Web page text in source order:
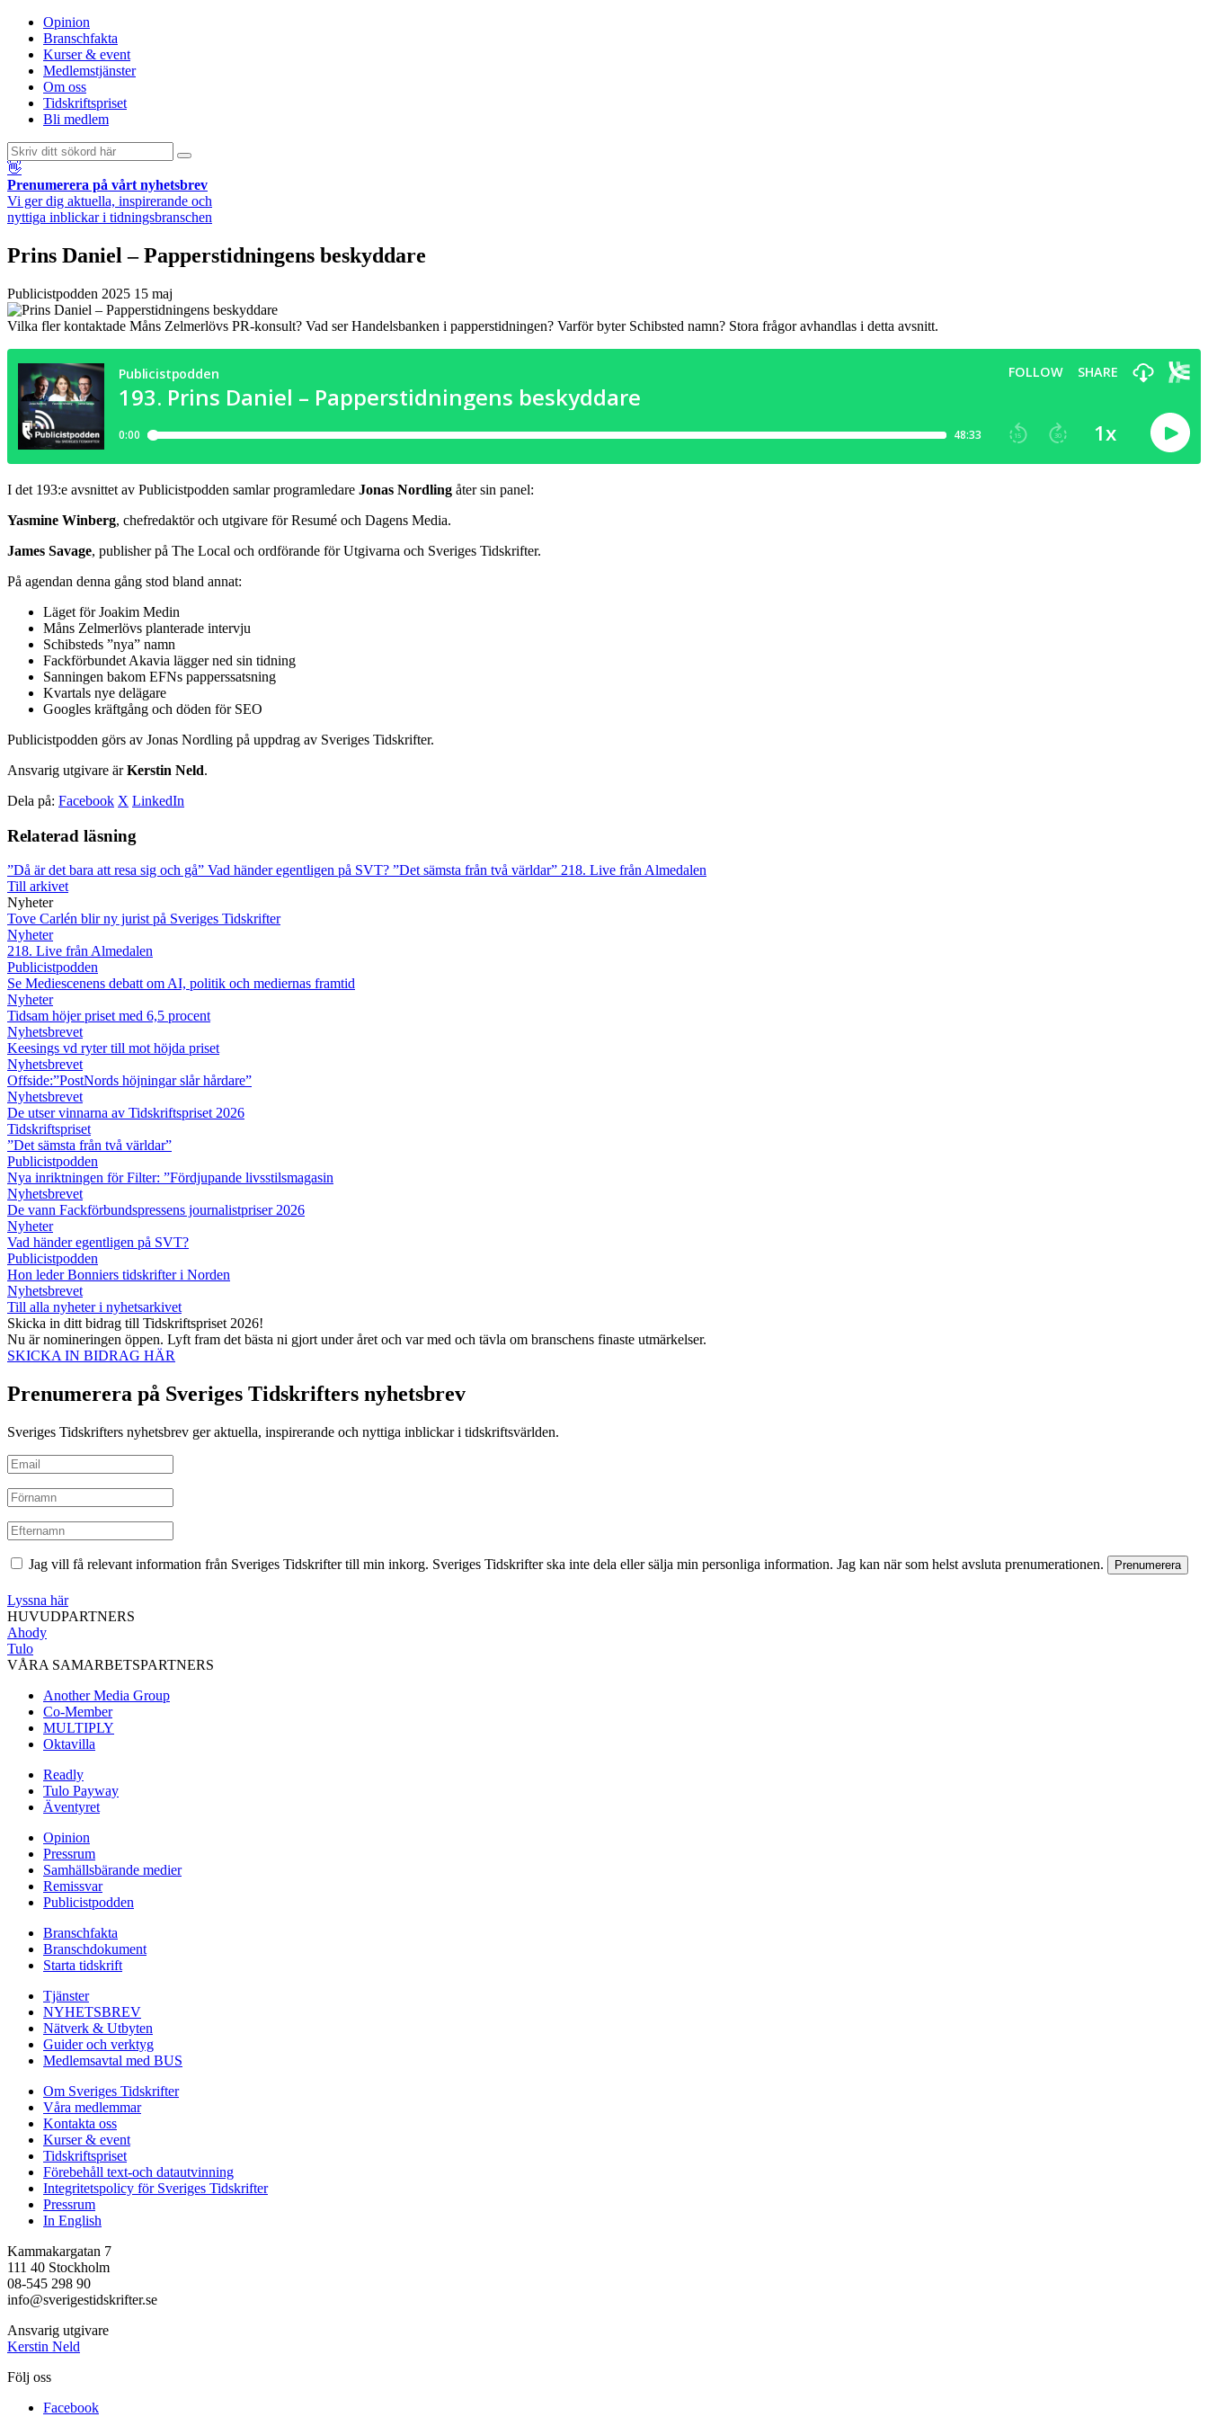
Opinion
Branschfakta
Kurser & event
Medlemstjänster
Om oss
Tidskriftspriset
Bli medlem
👋
Prenumerera på vårt nyhetsbrev
Vi ger dig aktuella, inspirerande och
nyttiga inblickar i tidningsbranschen
Prins Daniel – Papperstidningens beskyddare
Publicistpodden 2025 15 maj
Vilka fler kontaktade Måns Zelmerlövs PR-konsult? Vad ser Handelsbanken i papperstidningen? Varför byter Schibsted namn? Stora frågor avhandlas i detta avsnitt.
I det 193:e avsnittet av Publicistpodden samlar programledare Jonas Nordling åter sin panel:
Yasmine Winberg, chefredaktör och utgivare för Resumé och Dagens Media.
James Savage, publisher på The Local och ordförande för Utgivarna och Sveriges Tidskrifter.
På agendan denna gång stod bland annat:
Läget för Joakim Medin
Måns Zelmerlövs planterade intervju
Schibsteds ”nya” namn
Fackförbundet Akavia lägger ned sin tidning
Sanningen bakom EFNs papperssatsning
Kvartals nye delägare
Googles kräftgång och döden för SEO
Publicistpodden görs av Jonas Nordling på uppdrag av Sveriges Tidskrifter.
Ansvarig utgivare ärKerstin Neld.
Dela på: Facebook X LinkedIn
Relaterad läsning
”Då är det bara att resa sig och gå” Vad händer egentligen på SVT? ”Det sämsta från två världar” 218. Live från Almedalen
Till arkivet
Nyheter
Tove Carlén blir ny jurist på Sveriges Tidskrifter
Nyheter
218. Live från Almedalen
Publicistpodden
Se Mediescenens debatt om AI, politik och mediernas framtid
Nyheter
Tidsam höjer priset med 6,5 procent
Nyhetsbrevet
Keesings vd ryter till mot höjda priset
Nyhetsbrevet
Offside:”PostNords höjningar slår hårdare”
Nyhetsbrevet
De utser vinnarna av Tidskriftspriset 2026
Tidskriftspriset
”Det sämsta från två världar”
Publicistpodden
Nya inriktningen för Filter: ”Fördjupande livsstilsmagasin
Nyhetsbrevet
De vann Fackförbundspressens journalistpriser 2026
Nyheter
Vad händer egentligen på SVT?
Publicistpodden
Hon leder Bonniers tidskrifter i Norden
Nyhetsbrevet
Till alla nyheter i nyhetsarkivet
Skicka in ditt bidrag till Tidskriftspriset 2026!
Nu är nomineringen öppen. Lyft fram det bästa ni gjort under året och var med och tävla om branschens finaste utmärkelser.
SKICKA IN BIDRAG HÄR
Prenumerera på Sveriges Tidskrifters nyhetsbrev
Sveriges Tidskrifters nyhetsbrev ger aktuella, inspirerande och nyttiga inblickar i tidskriftsvärlden.
Jag vill få relevant information från Sveriges Tidskrifter till min inkorg. Sveriges Tidskrifter ska inte dela eller sälja min personliga information. Jag kan när som helst avsluta prenumerationen.
Lyssna här
HUVUDPARTNERS
Ahody
Tulo
VÅRA SAMARBETSPARTNERS
Another Media Group
Co-Member
MULTIPLY
Oktavilla
Readly
Tulo Payway
Äventyret
Opinion
Pressrum
Samhällsbärande medier
Remissvar
Publicistpodden
Branschfakta
Branschdokument
Starta tidskrift
Tjänster
NYHETSBREV
Nätverk & Utbyten
Guider och verktyg
Medlemsavtal med BUS
Om Sveriges Tidskrifter
Våra medlemmar
Kontakta oss
Kurser & event
Tidskriftspriset
Förebehåll text-och datautvinning
Integritetspolicy för Sveriges Tidskrifter
Pressrum
In English
Kammakargatan 7
111 40 Stockholm
08-545 298 90
info@sverigestidskrifter.se
Ansvarig utgivare
Kerstin Neld
Följ oss
Facebook